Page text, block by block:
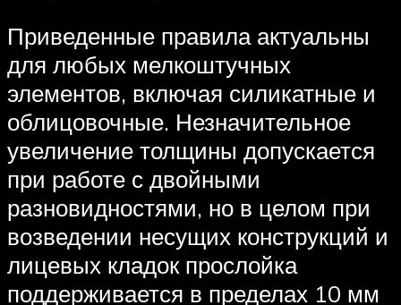
Приведенные правила актуальны
для любых мелкоштучных
элементов, включая силикатные и
облицовочные. Незначительное
увеличение толщины допускается
при работе с двойными
разновидностями, но в целом при
возведении несущих конструкций и
лицевых кладок прослойка
поддерживается в пределах 10 мм